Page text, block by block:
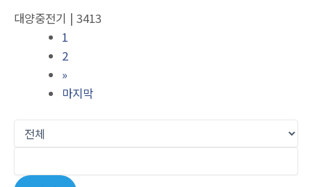
대양중전기 | 3413
1
2
»
마지막